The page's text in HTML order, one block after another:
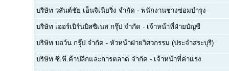
บริษัท วสันต์ชัย เอ็นจิเนียริ่ง จำกัด - พนักงานช่างซ่อมบำรุง
บริษัท เออร์เบิร์นบิสซิเนส กรุ๊ป จำกัด - เจ้าหน้าที่ฝ่ายบัญชี
บริษัท บอว์น กรุ๊ป จำกัด - หัวหน้าฝ่ายวิศวกรรม (ประจำสระบุรี)
บริษัท ซี.พี.ค้าปลีกและการตลาด จำกัด - เจ้าหน้าที่ค่าแรง